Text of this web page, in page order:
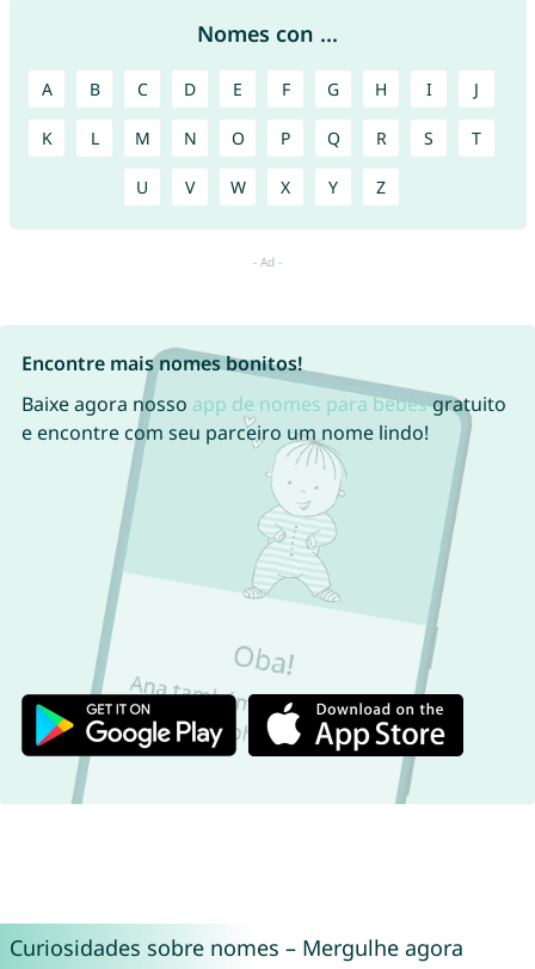
Nomes con ...
A B C D E F G H I J
K L M N O P Q R S T
U V W X Y Z
Encontre mais nomes bonitos!
Baixe agora nosso app de nomes para bebêsgratuito
e encontre com seu parceiro um nome lindo!
Curiosidades sobre nomes – Mergulhe agora